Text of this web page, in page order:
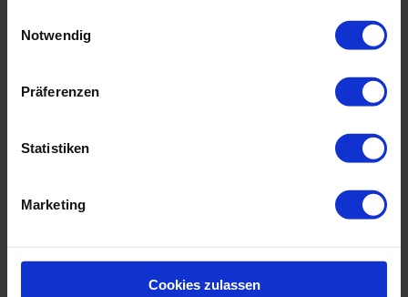
Notwendig
Präferenzen
Statistiken
Marketing
Cookies zulassen